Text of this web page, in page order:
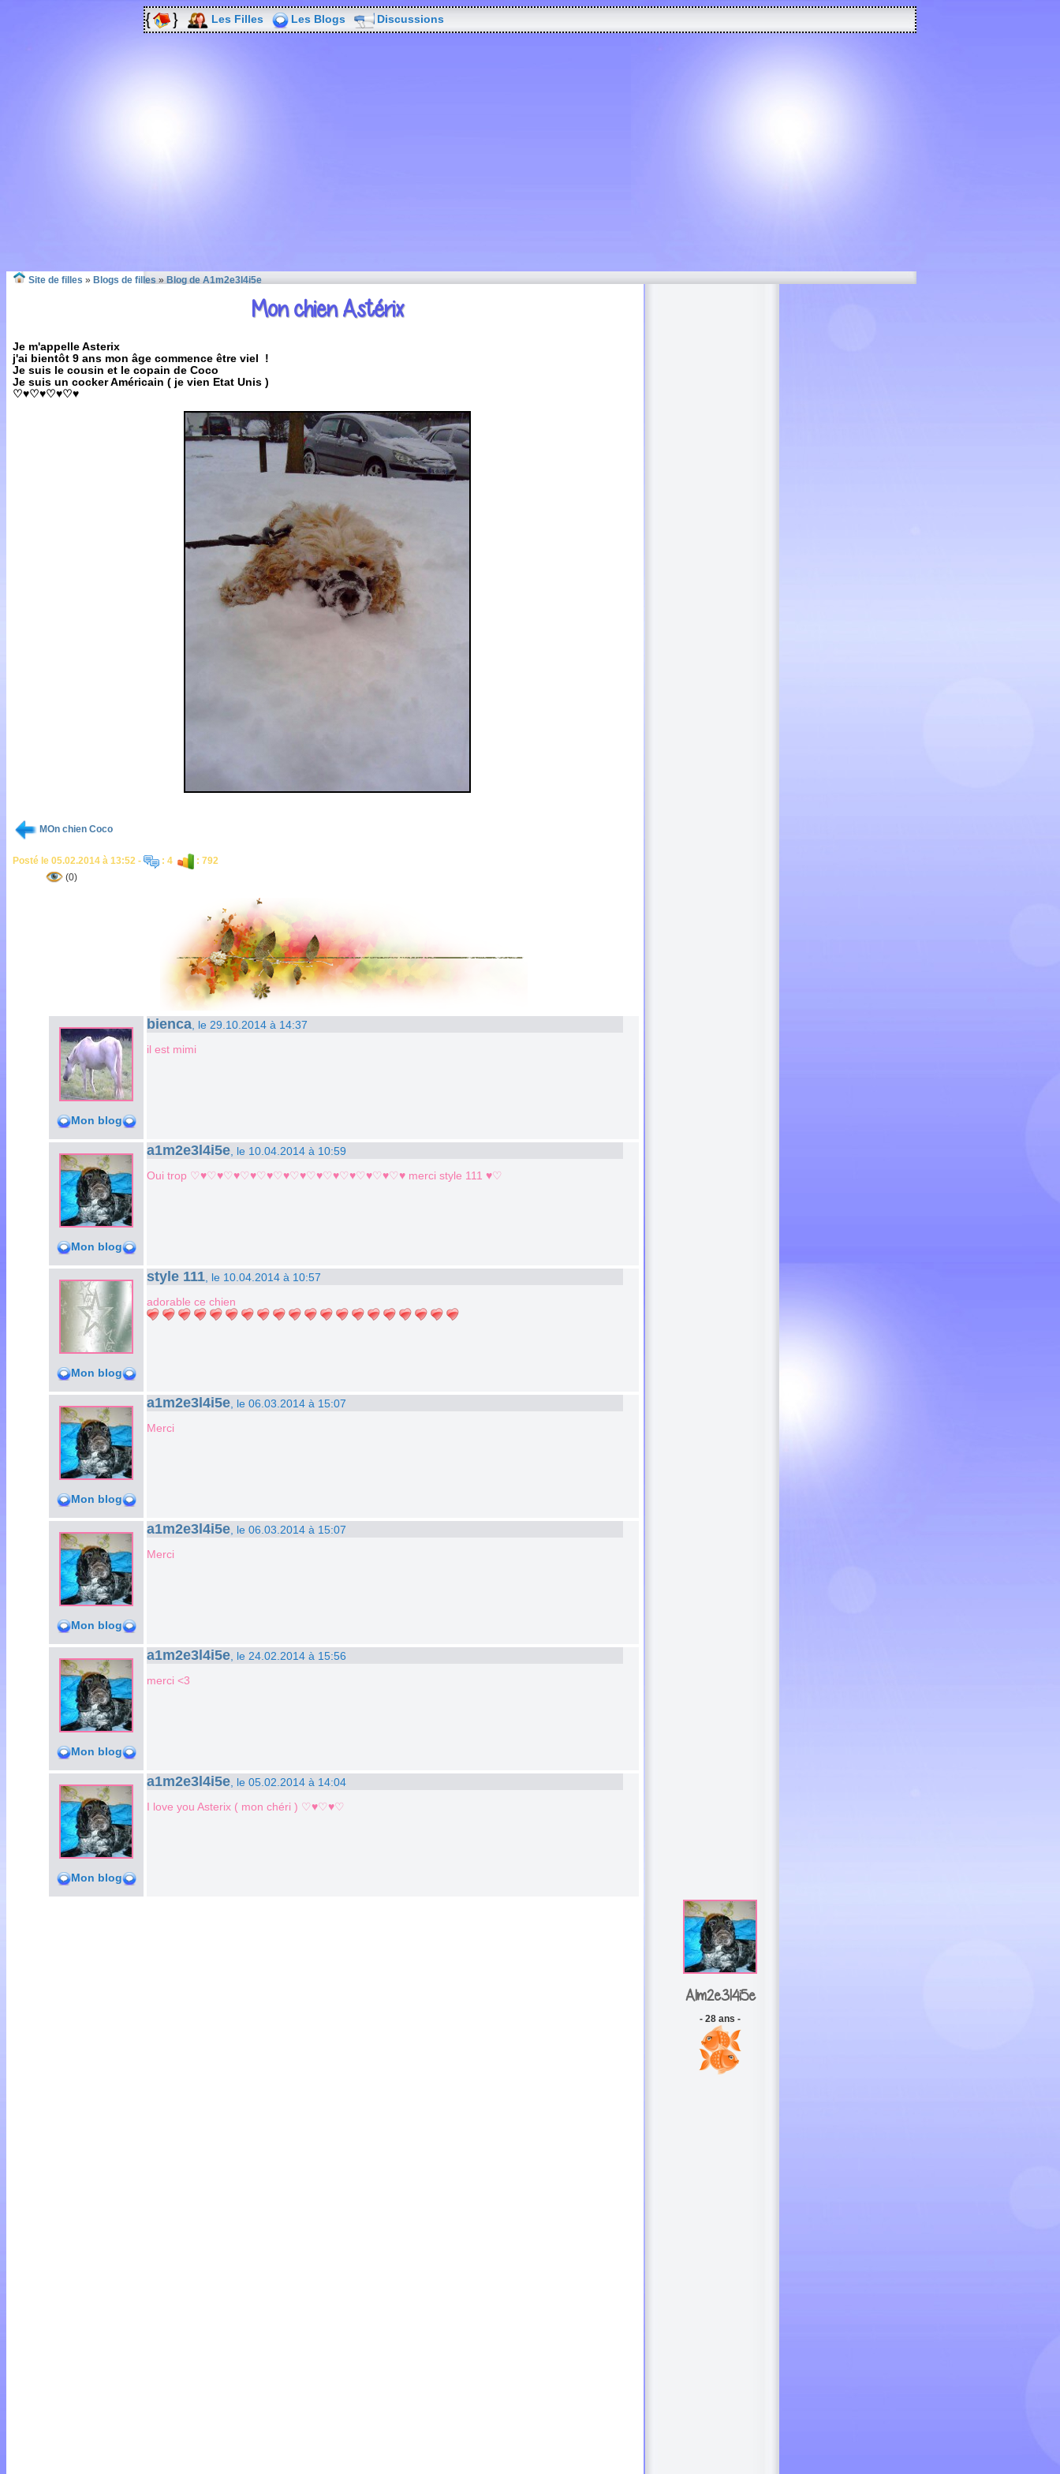
Les Filles Les Blogs Discussions
Site de filles » Blogs de filles » Blog de A1m2e3l4i5e
Mon chien Astérix
Je m'appelle Asterix
j'ai bientôt 9 ans mon âge commence être viel !
Je suis le cousin et le copain de Coco
Je suis un cocker Américain ( je vien Etat Unis )
♡♥♡♥♡♥♡♥
MOn chien Coco
Posté le 05.02.2014 à 13:52 - : 4
: 792
(0)
Mon blog
bienca , le 29.10.2014 à 14:37
il est mimi
Mon blog
a1m2e3l4i5e , le 10.04.2014 à 10:59
Oui trop ♡♥♡♥♡♥♡♥♡♥♡♥♡♥♡♥♡♥♡♥♡♥♡♥♡♥ merci style 111 ♥♡
Mon blog
style 111 , le 10.04.2014 à 10:57
adorable ce chien
Mon blog
a1m2e3l4i5e , le 06.03.2014 à 15:07
Merci
Mon blog
a1m2e3l4i5e , le 06.03.2014 à 15:07
Merci
Mon blog
a1m2e3l4i5e , le 24.02.2014 à 15:56
merci <3
Mon blog
a1m2e3l4i5e , le 05.02.2014 à 14:04
I love you Asterix ( mon chéri ) ♡♥♡♥♡
A1m2e3l4i5e
- 28 ans -